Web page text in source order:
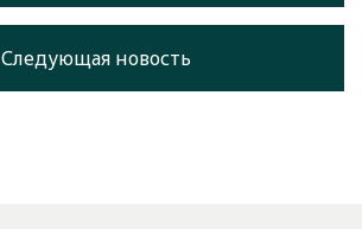
Следующая новость